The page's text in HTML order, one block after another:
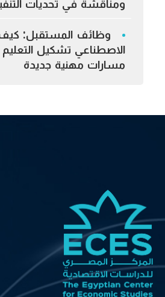
ومناقشة في تحديات
وظائف المستقبل: كيف
الاصطناعي تشكيل
مسارات مهنية جديدة